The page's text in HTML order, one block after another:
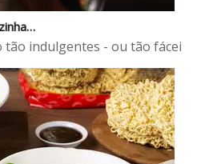
Um guia completo para cozinhar macarrão de ovo perfeitamente sempre
indulgentes - ou tão fáceis